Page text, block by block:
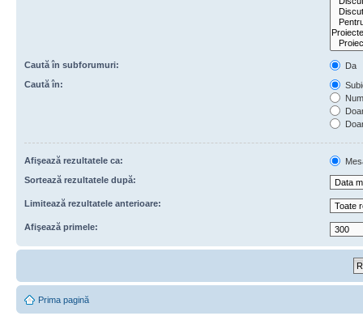
Caută în subforumuri:
Da
Caută în:
Afişează rezultatele ca:
Sortează rezultatele după:
Limitează rezultatele anterioare:
Afişează primele:
Prima pagină